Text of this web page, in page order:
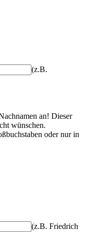
(z.B.
an! Dieser
wünschen.
oder nur in
(z.B. Friedrich